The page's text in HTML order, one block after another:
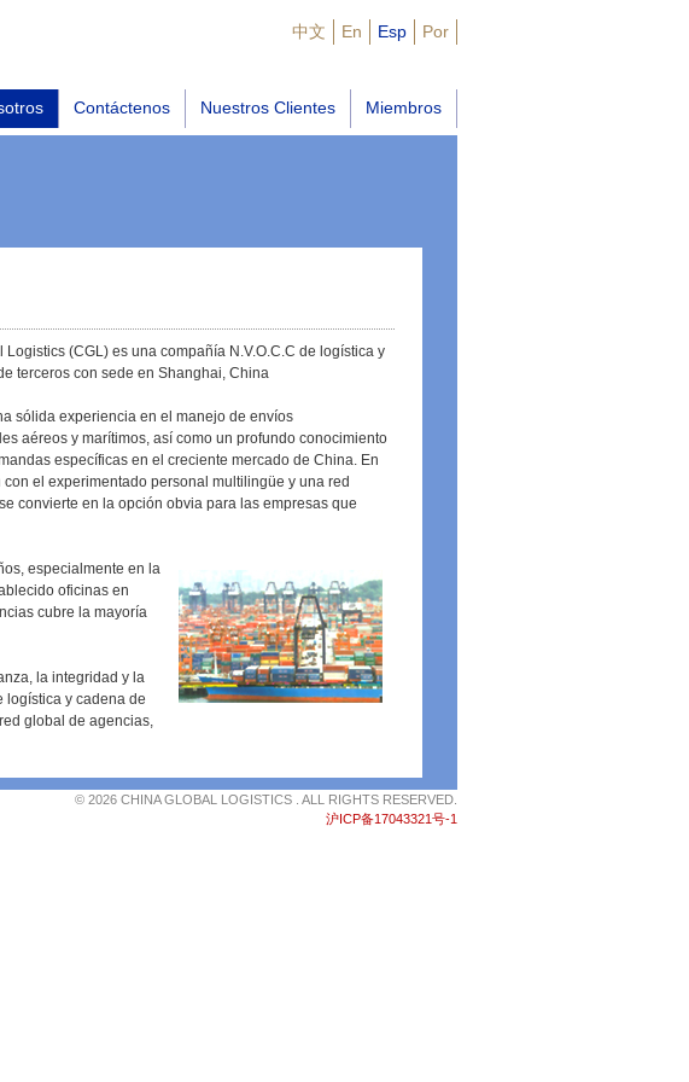
中文 En Esp Por
Contáctenos Nuestros Clientes Miembros
Logistics (CGL) es una compañía N.V.O.C.C de logística y
terceros con sede en Shanghai, China
sólida experiencia en el manejo de envíos
aéreos y marítimos, así como un profundo conocimiento
específicas en el creciente mercado de China. En
el experimentado personal multilingüe y una red
convierte en la opción obvia para las empresas que
especialmente en la
oficinas en
cubre la mayoría
la integridad y la
logística y cadena de
global de agencias,
© 2026 CHINA GLOBAL LOGISTICS . ALL RIGHTS RESERVED.
沪ICP备17043321号-1